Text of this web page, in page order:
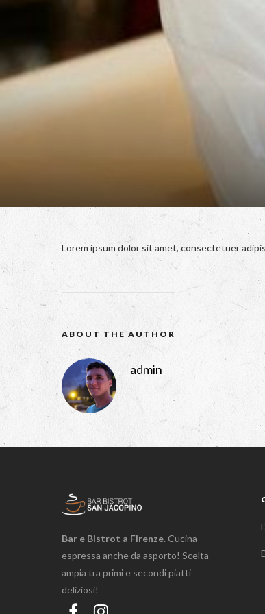
Lorem ipsum dolor sit amet, consectetuer
ABOUT THE AUTHOR
admin
Bar e Bistrot a Firenze. Cucina
espressa anche da asporto! Scelta
ampia tra primi e secondi piatti
deliziosi!